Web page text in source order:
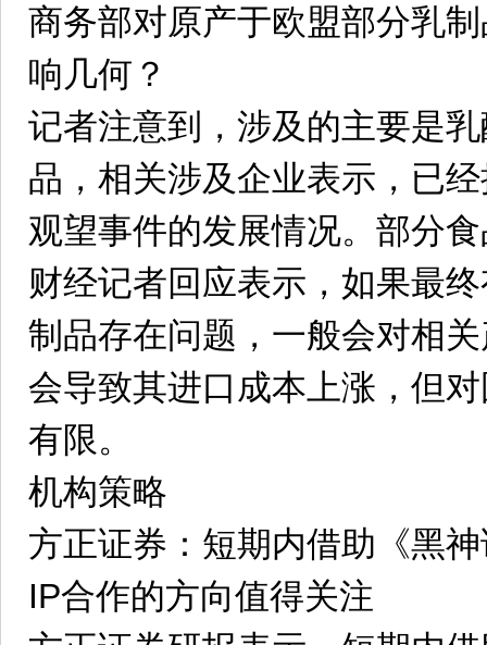
商务部对原产于欧盟部分乳
响几何？
记者注意到，涉及的主要是
品，相关涉及企业表示，已
观望事件的发展情况。部分
财经记者回应表示，如果最
制品存在问题，一般会对相
会导致其进口成本上涨，但
有限。
机构策略
方正证券：短期内借助《黑
IP合作的方向值得关注